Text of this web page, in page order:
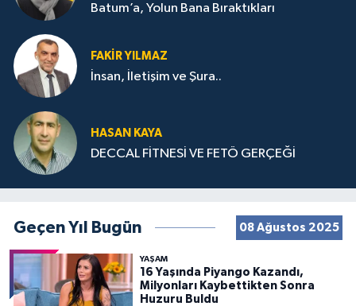
Batum’a, Yolun Bana Bıraktıkları
FAKIR YILMAZ
İnsan, İletişim ve Şura..
HASAN KAYA
DECCAL FİTNESİ VE FETÖ GERÇEĞİ
Geçen Yıl Bugün 08 Ağustos 2025
YAŞAM
16 Yaşında Piyango Kazandı,
Milyonları Kaybettikten Sonra
Huzuru Buldu